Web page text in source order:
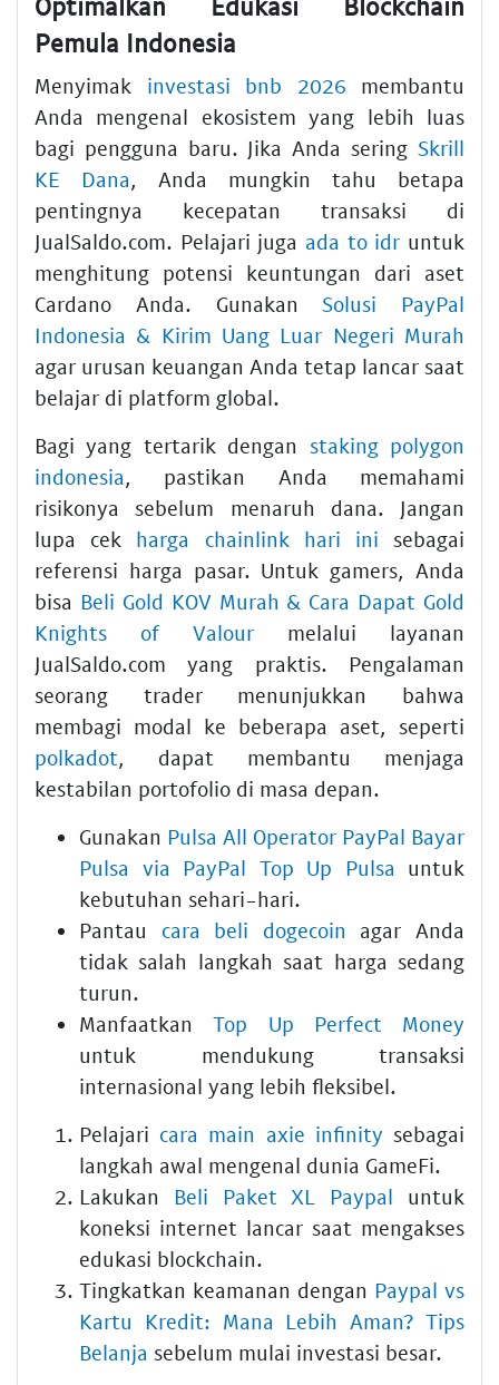
Pemula Indonesia
Menyimak investasi bnb 2026 membantu
Anda mengenal ekosistem yang lebih luas
bagi pengguna baru. Jika Anda sering Skrill
KE Dana, Anda mungkin tahu betapa
pentingnya kecepatan transaksi di
JualSaldo.com. Pelajari juga ada to idr untuk
menghitung potensi keuntungan dari aset
Cardano Anda. GunakanSolusi PayPal
Indonesia & Kirim Uang Luar Negeri Murah
agar urusan keuangan Anda tetap lancar saat
belajar di platform global.
Bagi yang tertarik dengan staking polygon
indonesia, pastikan Anda memahami
risikonya sebelum menaruh dana. Jangan
lupa cek harga chainlink hari ini sebagai
referensi harga pasar. Untuk gamers, Anda
bisa Beli Gold KOV Murah & Cara Dapat Gold
Knights of Valour melalui layanan
JualSaldo.com yang praktis. Pengalaman
seorang trader menunjukkan bahwa
membagi modal ke beberapa aset, seperti
polkadot, dapat membantu menjaga
kestabilan portofolio di masa depan.
Gunakan Pulsa All Operator PayPal Bayar
Pulsa via PayPal Top Up Pulsa untuk
kebutuhan sehari-hari.
Pantau cara beli dogecoin agar Anda
tidak salah langkah saat harga sedang
turun.
ManfaatkanTop Up Perfect Money
untuk mendukung transaksi
internasional yang lebih fleksibel.
Pelajari cara main axie infinity sebagai
langkah awal mengenal dunia GameFi.
Lakukan Beli Paket XL Paypal untuk
koneksi internet lancar saat mengakses
edukasi blockchain.
Tingkatkan keamanan dengan Paypal vs
Kartu Kredit: Mana Lebih Aman? Tips
Belanja sebelum mulai investasi besar.